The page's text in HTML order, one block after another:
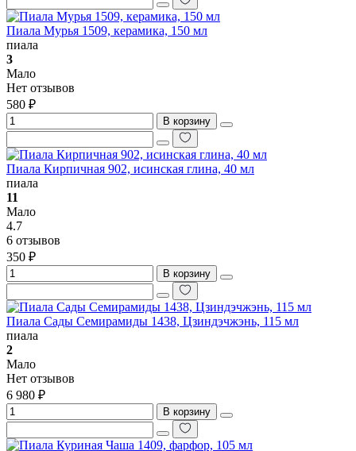
Пиала Мурья 1509, керамика, 150 мл
пиала
3
Мало
Нет отзывов
580 ₽
В корзину
Пиала Кирпичная 902, исинская глина, 40 мл
пиала
11
Мало
4.7
6 отзывов
350 ₽
В корзину
Пиала Сады Семирамиды 1438, Цзиндэчжэнь, 115 мл
пиала
2
Мало
Нет отзывов
6 980 ₽
В корзину